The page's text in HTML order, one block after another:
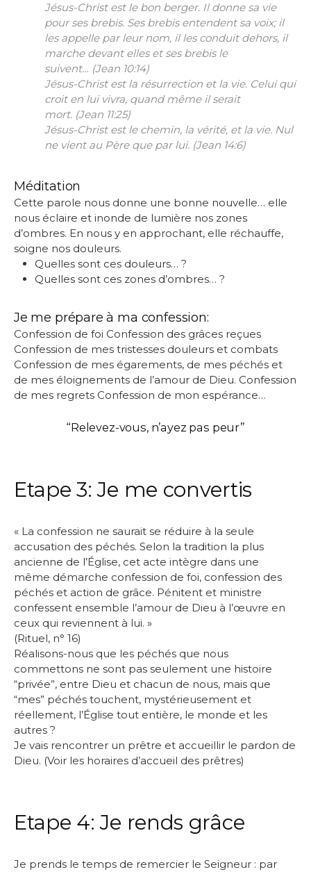
Jésus-Christ est le bon berger. Il donne sa vie
pour ses brebis. Ses brebis entendent sa voix; il
les appelle par leur nom, il les conduit dehors, il
marche devant elles et ses brebis le
suivent… (Jean 10:14)
Jésus-Christ est la résurrection et la vie. Celui qui
croit en lui vivra, quand même il serait
mort. (Jean 11:25)
Jésus-Christ est le chemin, la vérité, et la vie. Nul
ne vient au Père que par lui. (Jean 14:6)
Méditation
Cette parole nous donne une bonne nouvelle… elle
nous éclaire et inonde de lumière nos zones
d’ombres. En nous y en approchant, elle réchauffe,
soigne nos douleurs.
Quelles sont ces douleurs… ?
Quelles sont ces zones d’ombres… ?
Je me prépare à ma confession:
Confession de foi Confession des grâces reçues
Confession de mes tristesses douleurs et combats
Confession de mes égarements, de mes péchés et
de mes éloignements de l’amour de Dieu. Confession
de mes regrets Confession de mon espérance…
“Relevez-vous, n’ayez pas peur”
Etape 3: Je me convertis
« La confession ne saurait se réduire à la seule
accusation des péchés. Selon la tradition la plus
ancienne de l’Église, cet acte intègre dans une
même démarche confession de foi, confession des
péchés et action de grâce. Pénitent et ministre
confessent ensemble l’amour de Dieu à l’œuvre en
ceux qui reviennent à lui. »
(Rituel, n° 16)
Réalisons-nous que les péchés que nous
commettons ne sont pas seulement une histoire
“privée”, entre Dieu et chacun de nous, mais que
“mes” péchés touchent, mystérieusement et
réellement, l’Église tout entière, le monde et les
autres ?
Je vais rencontrer un prêtre et accueillir le pardon de
Dieu. (Voir les horaires d’accueil des prêtres)
Etape 4: Je rends grâce
Je prends le temps de remercier le Seigneur : par